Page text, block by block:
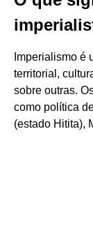
Imperialismo é
territorial,
sobre outras.
como política
(estado Hitita),